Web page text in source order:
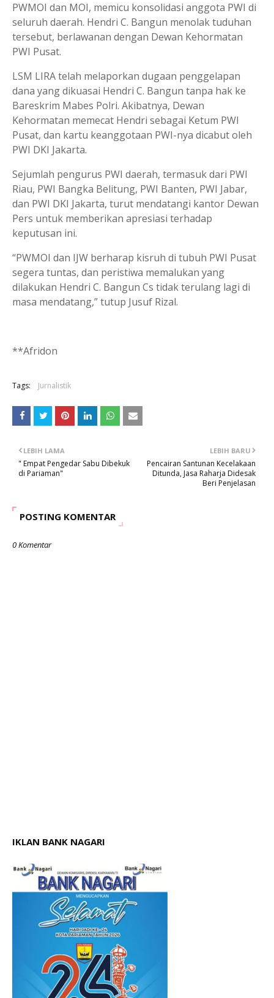
PWMOI dan MOI, memicu konsolidasi anggota PWI di
seluruh daerah. Hendri C. Bangun menolak tuduhan
tersebut, berlawanan dengan Dewan Kehormatan
PWI Pusat.
LSM LIRA telah melaporkan dugaan penggelapan
dana yang dikuasai Hendri C. Bangun tanpa hak ke
Bareskrim Mabes Polri. Akibatnya, Dewan
Kehormatan memecat Hendri sebagai Ketum PWI
Pusat, dan kartu keanggotaan PWI-nya dicabut oleh
PWI DKI Jakarta.
Sejumlah pengurus PWI daerah, termasuk dari PWI
Riau, PWI Bangka Belitung, PWI Banten, PWI Jabar,
dan PWI DKI Jakarta, turut mendatangi kantor Dewan
Pers untuk memberikan apresiasi terhadap
keputusan ini.
“PWMOI dan IJW berharap kisruh di tubuh PWI Pusat
segera tuntas, dan peristiwa memalukan yang
dilakukan Hendri C. Bangun Cs tidak terulang lagi di
masa mendatang,” tutup Jusuf Rizal.
**Afridon
Tags: Jurnalistik
LEBIH BARU
Pencairan Santunan Kecelakaan
Ditunda, Jasa Raharja Didesak
Beri Penjelasan
LEBIH LAMA
" Empat Pengedar Sabu Dibekuk
di Pariaman"
POSTING KOMENTAR
0 Komentar
IKLAN BANK NAGARI